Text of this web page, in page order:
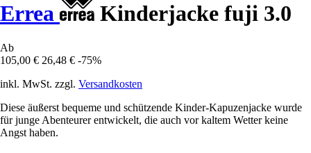
Errea Kinderjacke fuji 3.0
Ab
105,00 € 26,48 € -75%
inkl. MwSt. zzgl. Versandkosten
Diese äußerst bequeme und schützende Kinder-Kapuzenjacke wurde
für junge Abenteurer entwickelt, die auch vor kaltem Wetter keine
Angst haben.